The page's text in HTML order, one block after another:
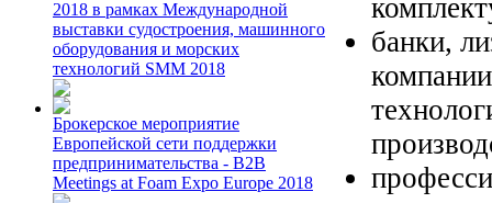
2018 в рамках Международной
выставки судостроения, машинного
оборудования и морских
технологий SMM 2018
Брокерское мероприятие
Европейской сети поддержки
предпринимательства - B2B
Meetings at Foam Expo Europe 2018
банки,